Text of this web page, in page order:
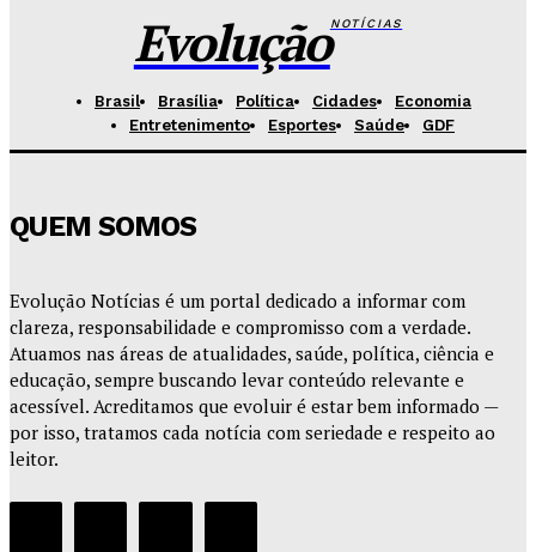
EvoluçãoNOTÍCIAS
Brasil Brasília Política Cidades
Economia
Entretenimento
Esportes Saúde GDF
QUEM SOMOS
Evolução Notícias é um portal dedicado a informar com
clareza, responsabilidade e compromisso com a verdade.
Atuamos nas áreas de atualidades, saúde, política, ciência e
educação, sempre buscando levar conteúdo relevante e
acessível. Acreditamos que evoluir é estar bem informado —
por isso, tratamos cada notícia com seriedade e respeito ao
leitor.